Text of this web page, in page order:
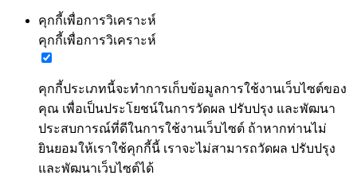
คุกกี้เพื่อการวิเคราะห์
คุกกี้เพื่อการวิเคราะห์
คุกกี้ประเภทนี้จะทำการเก็บข้อมูลการใช้งานเว็บไซต์ของ
คุณ เพื่อเป็นประโยชน์ในการวัดผล ปรับปรุง และพัฒนา
ประสบการณ์ที่ดีในการใช้งานเว็บไซต์ ถ้าหากท่านไม่
ยินยอมให้เราใช้คุกกี้นี้ เราจะไม่สามารถวัดผล ปรับปรุง
และพัฒนาเว็บไซต์ได้